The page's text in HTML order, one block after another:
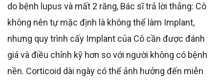
do bệnh lupus và mất 2 răng, Bác sĩ trả lời thẳng: Cô
không nên tự mặc định là không thể làm Implant,
nhưng quy trình cấy Implant của Cô cần được đánh
giá và điều chỉnh kỹ hơn so với người không có bệnh
nền. Corticoid dài ngày có thể ảnh hưởng đến miễn